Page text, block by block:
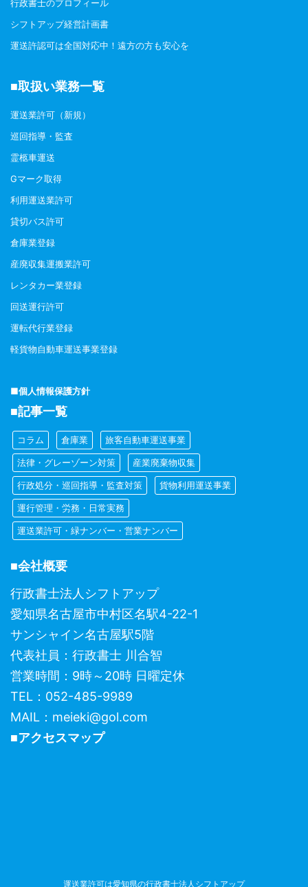
行政書士のプロフィール
シフトアップ経営計画書
運送許認可は全国対応中！遠方の方も安心を
■取扱い業務一覧
運送業許可（新規）
巡回指導・監査
霊柩車運送
Gマーク取得
利用運送業許可
貸切バス許可
倉庫業登録
産廃収集運搬業許可
レンタカー業登録
回送運行許可
運転代行業登録
軽貨物自動車運送事業登録
■個人情報保護方針
■記事一覧
コラム 倉庫業 旅客自動車運送事業
法律・グレーゾーン対策 産業廃棄物収集
行政処分・巡回指導・監査対策 貨物利用運送事業
運行管理・労務・日常実務
運送業許可・緑ナンバー・営業ナンバー
■会社概要
行政書士法人シフトアップ
愛知県名古屋市中村区名駅4-22-1
サンシャイン名古屋駅5階
代表社員：行政書士 川合智
営業時間：9時～20時 日曜定休
TEL：052-485-9989
MAIL：meieki@gol.com
■アクセスマップ
運送業許可は愛知県の行政書士法人シフトアップ